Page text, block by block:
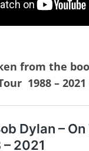
from the book
1988 –